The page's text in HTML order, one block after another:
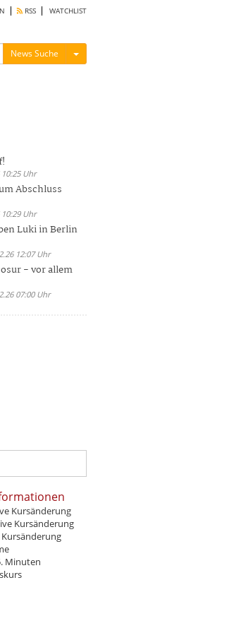
RSS WATCHLIST
News Suche Menü ein-/ausblenden
Uhr
Abschluss
Uhr
Luki in Berlin
12:07 Uhr
- vor allem
07:00 Uhr
Kursänderung
Kursänderung
Kursänderung
Minuten